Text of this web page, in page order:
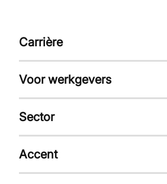
Carrière
Voor werkgevers
Sector
Accent